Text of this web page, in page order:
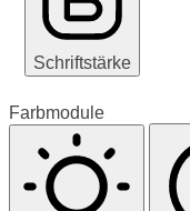
Schriftstärke
Farbmodule